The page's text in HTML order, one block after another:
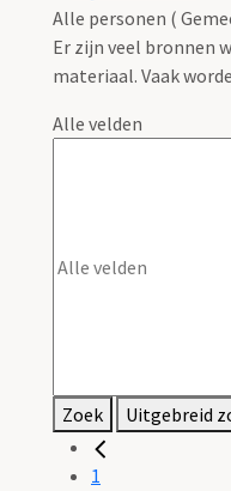
Alle personen (
Er zijn veel bronnen
materiaal. Vaak
Alle velden
Zoek Uitgebreid
1